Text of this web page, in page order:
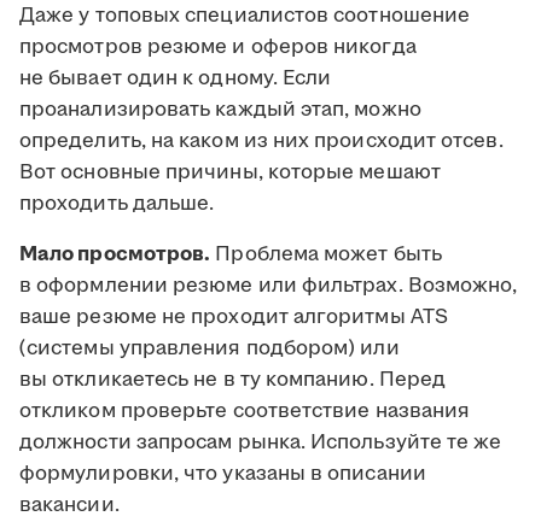
Даже у топовых специалистов соотношение
просмотров резюме и оферов никогда
не бывает один к одному. Если
проанализировать каждый этап, можно
определить, на каком из них происходит отсев.
Вот основные причины, которые мешают
проходить дальше.
Мало просмотров. Проблема может быть
в оформлении резюме или фильтрах. Возможно,
ваше резюме не проходит алгоритмы ATS
(системы управления подбором) или
вы откликаетесь не в ту компанию. Перед
откликом проверьте соответствие названия
должности запросам рынка. Используйте те же
формулировки, что указаны в описании
вакансии.